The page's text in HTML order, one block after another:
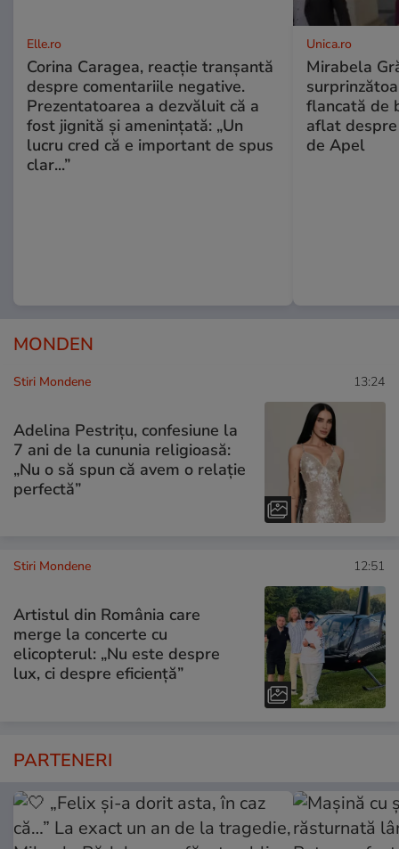
Elle.ro
Corina Caragea, reacție tranșantă
despre comentariile negative.
Prezentatoarea a dezvăluit că a
fost jignită și amenințată: „Un
lucru cred că e important de spus
clar...”
Unica.ro
Mirabela
flancată de
aflat
de Apel
MONDEN
Stiri Mondene 13:24
Adelina Pestrițu, confesiune la
7 ani de la cununia religioasă:
„Nu o să spun că avem o relație
perfectă”
Stiri Mondene 12:51
Artistul din România care
merge la concerte cu
elicopterul: „Nu este despre
lux, ci despre eficiență”
PARTENERI